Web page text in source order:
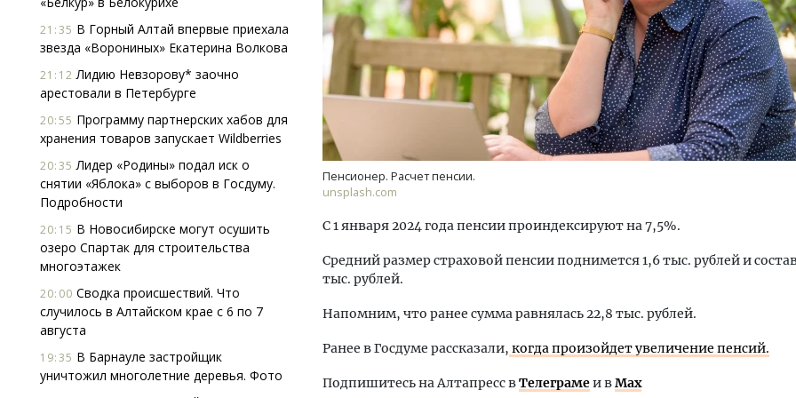
21:35 В Горный Алтай впервые приехала
звезда «Ворониных» Екатерина Волкова
21:12 Лидию Невзорову* заочно
арестовали в Петербурге
20:55 Программу партнерских хабов для
хранения товаров запускает Wildberries
20:35 Лидер «Родины» подал иск о
снятии «Яблока» с выборов в Госдуму.
Подробности
20:15 В Новосибирске могут осушить
озеро Спартак для строительства
многоэтажек
20:00 Сводка происшествий. Что
случилось в Алтайском крае с 6 по 7
августа
19:35 В Барнауле застройщик
уничтожил многолетние деревья. Фото
Пенсионер. Расчет пенсии.
unsplash.com
С 1 января 2024 года пенсии проиндексируют на 7,5%.
Средний размер страховой пенсии поднимется 1,6 тыс. рублей и
тыс. рублей.
Напомним, что ранее сумма равнялась 22,8 тыс. рублей.
Ранее в Госдуме рассказали, когда произойдет увеличение пенсий.
Подпишитесь на Алтапресс вТелеграмеи вMax
Смелость архитектурных идей.
ЗИАС — об эстетике городов,
СТРОИТЕЛЬСТВО
Ищем новые берега.
штормит